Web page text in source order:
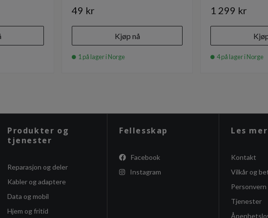
49 kr
Kjøp nå
1 på lager i Norge
1 299 kr
4 på lager i Norge
Produkter og
tjenester
Reparasjon og deler
Kabler og adaptere
Data og mobil
Hjem og fritid
Fellesskap
Facebook
Instagram
Les mer
Kontakt
Vilkår og
Personvern
Tjenester